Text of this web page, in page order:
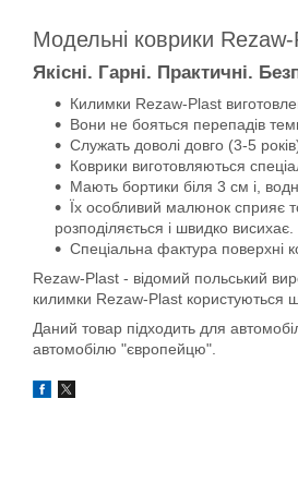
Модельні коврики
Якісні. Гарні. Практичні.
Килимки Rezaw-Plast
Вони не бояться перепадів
Служать доволі довго (3-5
Коврики виготовляються
Мають бортики біля 3 см і,
Їх особливий малюнок сприяє
розподіляється і швидко висихає.
Спеціальна фактура поверхні
Rezaw-Plast - відомий польський
килимки Rezaw-Plast користуються
Даний товар підходить для
автомобілю "європейцю".